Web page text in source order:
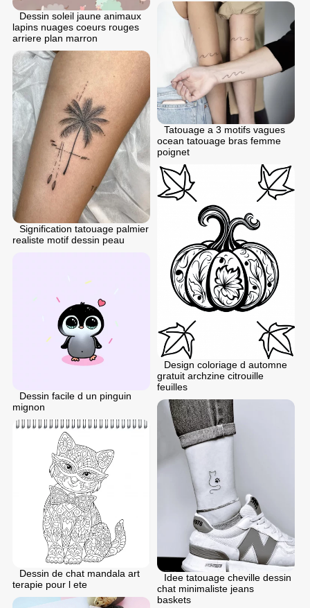
Dessin soleil jaune animaux
lapins nuages coeurs rouges
arriere plan marron
Tatouage a 3 motifs vagues
ocean tatouage bras femme
poignet
Signification tatouage palmier
realiste motif dessin peau
Design coloriage d automne
gratuit archzine citrouille
feuilles
Dessin facile d un pinguin
mignon
Idee tatouage cheville dessin
chat minimaliste jeans
baskets
Dessin de chat mandala art
terapie pour l ete